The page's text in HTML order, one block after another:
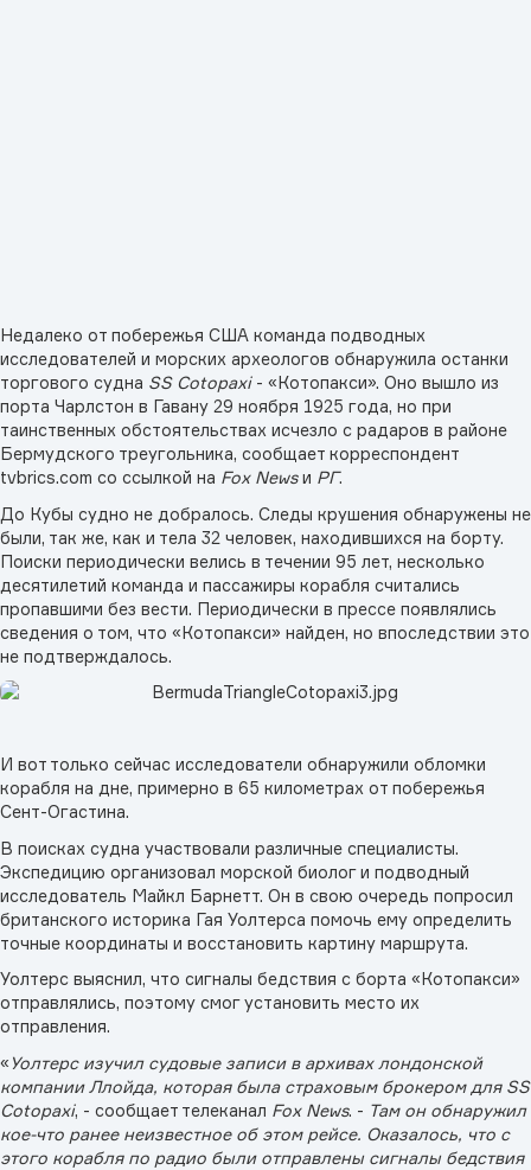
Недалеко от побережья США команда подводных
исследователей и морских археологов обнаружила останки
торгового судна SS Cotopaxi - «Котопакси». Оно вышло из
порта Чарлстон в Гавану 29 ноября 1925 года, но при
таинственных обстоятельствах исчезло с радаров в районе
Бермудского треугольника, сообщает корреспондент
tvbrics.com со ссылкой на Fox Newsи РГ.
До Кубы судно не добралось. Следы крушения обнаружены не
были, так же, как и тела 32 человек, находившихся на борту.
Поиски периодически велись в течении 95 лет, несколько
десятилетий команда и пассажиры корабля считались
пропавшими без вести. Периодически в прессе появлялись
сведения о том, что «Котопакси» найден, но впоследствии это
не подтверждалось.
И вот только сейчас исследователи обнаружили обломки
корабля на дне, примерно в 65 километрах от побережья
Сент-Огастина.
В поисках судна участвовали различные специалисты.
Экспедицию организовал морской биолог и подводный
исследователь Майкл Барнетт. Он в свою очередь попросил
британского историка Гая Уолтерса помочь ему определить
точные координаты и восстановить картину маршрута.
Уолтерс выяснил, что сигналы бедствия с борта «Котопакси»
отправлялись, поэтому смог установить место их
отправления.
« Уолтерс изучил судовые записи в архивах лондонской
компании Ллойда, которая была страховым брокером для SS
Cotopaxi, - сообщает телеканал Fox News. - Там он обнаружил
кое-что ранее неизвестное об этом рейсе. Оказалось, что с
этого корабля по радио были отправлены сигналы бедствия